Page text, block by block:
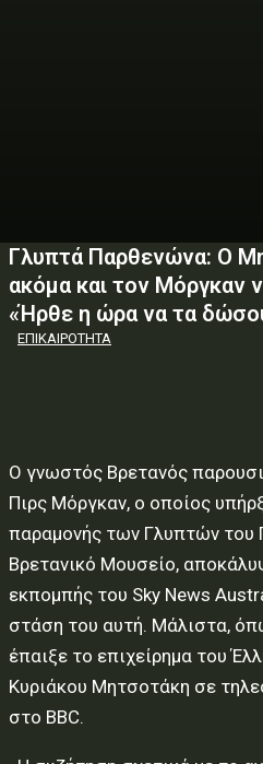
Γλυπτά Παρθενώνα: Ο
ακόμα και τον Μόργκαν
«Ήρθε η ώρα να τα
ΕΠΙΚΑΙΡΟΤΗΤΑ
Ο γνωστός Βρετανός
Πιρς Μόργκαν, ο οποίος
παραμονής των Γλυπτών του
Βρετανικό Μουσείο,
εκπομπής του Sky News
στάση του αυτή. Μάλιστα,
έπαιξε το επιχείρημα του
Κυριάκου Μητσοτάκη σε
στο BBC.